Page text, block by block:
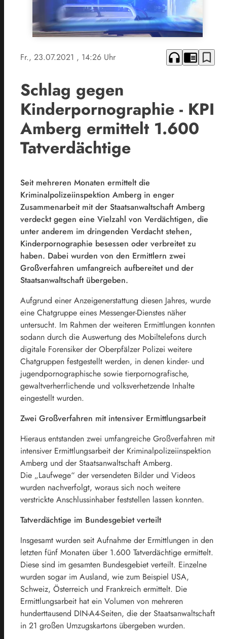
Fr., 23.07.2021 , 14:26 Uhr headphones chrome_reader_mode bookmark_border
Schlag gegen
Kinderpornographie - KPI
Amberg ermittelt 1.600
Tatverdächtige
Seit mehreren Monaten ermittelt die
Kriminalpolizeiinspektion Amberg in enger
Zusammenarbeit mit der Staatsanwaltschaft Amberg
verdeckt gegen eine Vielzahl von Verdächtigen, die
unter anderem im dringenden Verdacht stehen,
Kinderpornographie besessen oder verbreitet zu
haben. Dabei wurden von den Ermittlern zwei
Großverfahren umfangreich aufbereitet und der
Staatsanwaltschaft übergeben.
Aufgrund einer Anzeigenerstattung diesen Jahres, wurde
eine Chatgruppe eines Messenger-Dienstes näher
untersucht. Im Rahmen der weiteren Ermittlungen konnten
sodann durch die Auswertung des Mobiltelefons durch
digitale Forensiker der Oberpfälzer Polizei weitere
Chatgruppen festgestellt werden, in denen kinder- und
jugendpornographische sowie tierpornografische,
gewaltverherrlichende und volksverhetzende Inhalte
eingestellt wurden.
Zwei Großverfahren mit intensiver Ermittlungsarbeit
Hieraus entstanden zwei umfangreiche Großverfahren mit
intensiver Ermittlungsarbeit der Kriminalpolizeiinspektion
Amberg und der Staatsanwaltschaft Amberg.
Die „Laufwege“ der versendeten Bilder und Videos
wurden nachverfolgt, woraus sich noch weitere
verstrickte Anschlussinhaber feststellen lassen konnten.
Tatverdächtige im Bundesgebiet verteilt
Insgesamt wurden seit Aufnahme der Ermittlungen in den
letzten fünf Monaten über 1.600 Tatverdächtige ermittelt.
Diese sind im gesamten Bundesgebiet verteilt. Einzelne
wurden sogar im Ausland, wie zum Beispiel USA,
Schweiz, Österreich und Frankreich ermittelt. Die
Ermittlungsarbeit hat ein Volumen von mehreren
hunderttausend DIN-A4-Seiten, die der Staatsanwaltschaft
in 21 großen Umzugskartons übergeben wurden.